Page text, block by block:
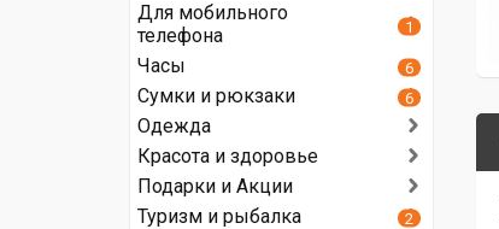
Для мобильного
телефона
1
Часы 6
Сумки и рюкзаки 6
Одежда
Красота и здоровье
Подарки и Акции
Туризм и рыбалка
2